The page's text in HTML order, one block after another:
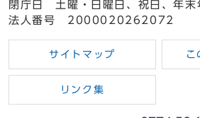
閉庁日 土曜・日曜日、祝日、年末
法人番号 2000020262072
サイトマップ こ
リンク集